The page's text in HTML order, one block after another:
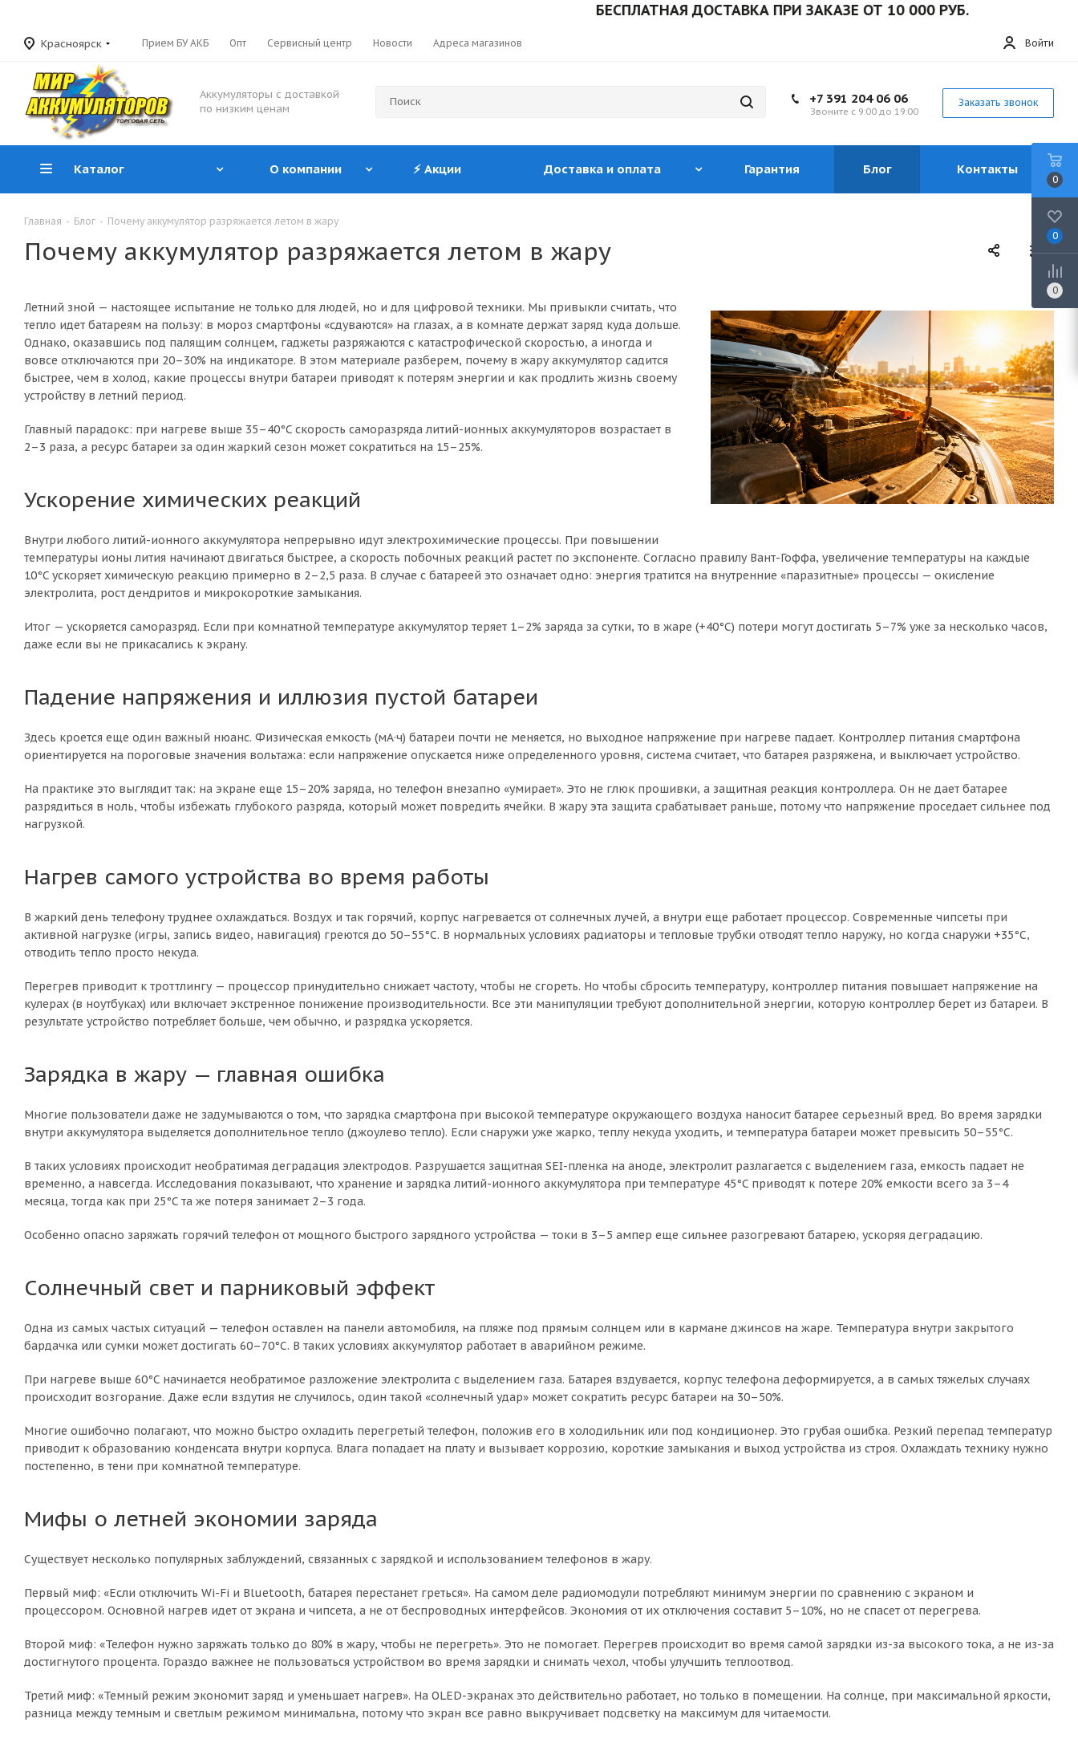
БЕСПЛАТНАЯ ДОСТАВКА ПРИ ЗАКАЗЕ ОТ 10 000 РУБ.
Красноярск Прием БУ АКБ Опт Сервисный центр Новости Адреса магазинов Войти
Аккумуляторы с доставкой
по низким ценам
+7 391 204 06 06
Звоните с 9:00 до 19:00
Заказать звонок
Каталог О компании ⚡ Акции Доставка и оплата Гарантия Блог Контакты
Главная - Блог - Почему аккумулятор разряжается летом в жару
Почему аккумулятор разряжается летом в жару
Летний зной — настоящее испытание не только для людей, но и для цифровой техники. Мы привыкли считать, что
тепло идет батареям на пользу: в мороз смартфоны «сдуваются» на глазах, а в комнате держат заряд куда дольше.
Однако, оказавшись под палящим солнцем, гаджеты разряжаются с катастрофической скоростью, а иногда и
вовсе отключаются при 20–30% на индикаторе. В этом материале разберем, почему в жару аккумулятор садится
быстрее, чем в холод, какие процессы внутри батареи приводят к потерям энергии и как продлить жизнь своему
устройству в летний период.
Главный парадокс: при нагреве выше 35–40°C скорость саморазряда литий-ионных аккумуляторов возрастает в
2–3 раза, а ресурс батареи за один жаркий сезон может сократиться на 15–25%.
Ускорение химических реакций
Внутри любого литий-ионного аккумулятора непрерывно идут электрохимические процессы. При повышении
температуры ионы лития начинают двигаться быстрее, а скорость побочных реакций растет по экспоненте. Согласно правилу Вант-Гоффа, увеличение температуры на каждые
10°C ускоряет химическую реакцию примерно в 2–2,5 раза. В случае с батареей это означает одно: энергия тратится на внутренние «паразитные» процессы — окисление
электролита, рост дендритов и микрокороткие замыкания.
Итог — ускоряется саморазряд. Если при комнатной температуре аккумулятор теряет 1–2% заряда за сутки, то в жаре (+40°C) потери могут достигать 5–7% уже за несколько часов,
даже если вы не прикасались к экрану.
Падение напряжения и иллюзия пустой батареи
Здесь кроется еще один важный нюанс. Физическая емкость (мА·ч) батареи почти не меняется, но выходное напряжение при нагреве падает. Контроллер питания смартфона
ориентируется на пороговые значения вольтажа: если напряжение опускается ниже определенного уровня, система считает, что батарея разряжена, и выключает устройство.
На практике это выглядит так: на экране еще 15–20% заряда, но телефон внезапно «умирает». Это не глюк прошивки, а защитная реакция контроллера. Он не дает батарее
разрядиться в ноль, чтобы избежать глубокого разряда, который может повредить ячейки. В жару эта защита срабатывает раньше, потому что напряжение проседает сильнее под
нагрузкой.
Нагрев самого устройства во время работы
В жаркий день телефону труднее охлаждаться. Воздух и так горячий, корпус нагревается от солнечных лучей, а внутри еще работает процессор. Современные чипсеты при
активной нагрузке (игры, запись видео, навигация) греются до 50–55°C. В нормальных условиях радиаторы и тепловые трубки отводят тепло наружу, но когда снаружи +35°C,
отводить тепло просто некуда.
Перегрев приводит к троттлингу — процессор принудительно снижает частоту, чтобы не сгореть. Но чтобы сбросить температуру, контроллер питания повышает напряжение на
кулерах (в ноутбуках) или включает экстренное понижение производительности. Все эти манипуляции требуют дополнительной энергии, которую контроллер берет из батареи. В
результате устройство потребляет больше, чем обычно, и разрядка ускоряется.
Зарядка в жару — главная ошибка
Многие пользователи даже не задумываются о том, что зарядка смартфона при высокой температуре окружающего воздуха наносит батарее серьезный вред. Во время зарядки
внутри аккумулятора выделяется дополнительное тепло (джоулево тепло). Если снаружи уже жарко, теплу некуда уходить, и температура батареи может превысить 50–55°C.
В таких условиях происходит необратимая деградация электродов. Разрушается защитная SEI-пленка на аноде, электролит разлагается с выделением газа, емкость падает не
временно, а навсегда. Исследования показывают, что хранение и зарядка литий-ионного аккумулятора при температуре 45°C приводят к потере 20% емкости всего за 3–4
месяца, тогда как при 25°C та же потеря занимает 2–3 года.
Особенно опасно заряжать горячий телефон от мощного быстрого зарядного устройства — токи в 3–5 ампер еще сильнее разогревают батарею, ускоряя деградацию.
Солнечный свет и парниковый эффект
Одна из самых частых ситуаций — телефон оставлен на панели автомобиля, на пляже под прямым солнцем или в кармане джинсов на жаре. Температура внутри закрытого
бардачка или сумки может достигать 60–70°C. В таких условиях аккумулятор работает в аварийном режиме.
При нагреве выше 60°C начинается необратимое разложение электролита с выделением газа. Батарея вздувается, корпус телефона деформируется, а в самых тяжелых случаях
происходит возгорание. Даже если вздутия не случилось, один такой «солнечный удар» может сократить ресурс батареи на 30–50%.
Многие ошибочно полагают, что можно быстро охладить перегретый телефон, положив его в холодильник или под кондиционер. Это грубая ошибка. Резкий перепад температур
приводит к образованию конденсата внутри корпуса. Влага попадает на плату и вызывает коррозию, короткие замыкания и выход устройства из строя. Охлаждать технику нужно
постепенно, в тени при комнатной температуре.
Мифы о летней экономии заряда
Существует несколько популярных заблуждений, связанных с зарядкой и использованием телефонов в жару.
Первый миф: «Если отключить Wi-Fi и Bluetooth, батарея перестанет греться». На самом деле радиомодули потребляют минимум энергии по сравнению с экраном и
процессором. Основной нагрев идет от экрана и чипсета, а не от беспроводных интерфейсов. Экономия от их отключения составит 5–10%, но не спасет от перегрева.
Второй миф: «Телефон нужно заряжать только до 80% в жару, чтобы не перегреть». Это не помогает. Перегрев происходит во время самой зарядки из-за высокого тока, а не из-за
достигнутого процента. Гораздо важнее не пользоваться устройством во время зарядки и снимать чехол, чтобы улучшить теплоотвод.
Третий миф: «Темный режим экономит заряд и уменьшает нагрев». На OLED-экранах это действительно работает, но только в помещении. На солнце, при максимальной яркости,
разница между темным и светлым режимом минимальна, потому что экран все равно выкручивает подсветку на максимум для читаемости.
0
0
0